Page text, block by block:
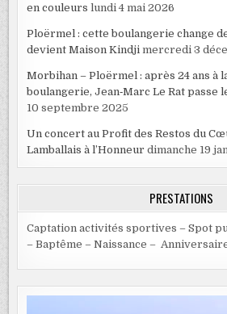
en couleurs lundi 4 mai 2026
Ploërmel : cette boulangerie change
devient Maison Kindji mercredi 3
Morbihan – Ploërmel : après 24 ans à
boulangerie, Jean‑Marc Le Rat passe
10 septembre 2025
Un concert au Profit des Restos du
Lamballais à l’Honneur dimanche 19
PRESTATIONS
Captation activités sportives – Spot
– Baptême – Naissance –